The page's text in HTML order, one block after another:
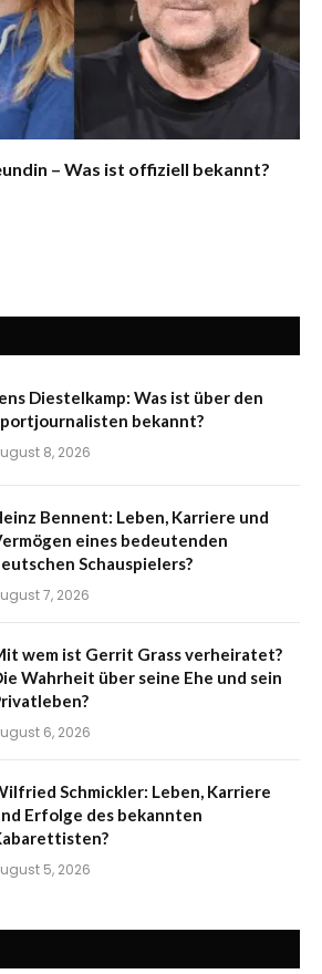
– Was ist offiziell bekannt?
Diestelkamp: Was ist über den
bekannt?
8, 2026
Bennent: Leben, Karriere und
eines bedeutenden
Schauspielers?
7, 2026
wem ist Gerrit Grass verheiratet?
Wahrheit über seine Ehe und sein
6, 2026
Schmickler: Leben, Karriere
Erfolge des bekannten
5, 2026